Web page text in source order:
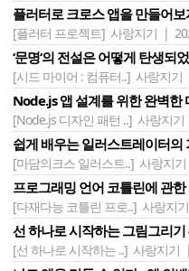
플러터로 크로스 앱을 만들어
[플러터 프로젝트] 사랑지기 |
‘문명‘의 전설은 어떻게 탄생되
[시드 마이어 : 컴퓨터..] 사랑지기
Node.js 앱 설계를 위한 완벽한
[Node.js 디자인 패턴 ..] 사랑지
쉽게 배우는 일러스트레이터의
[마담의크스 일러스트..] 사랑지
프로그래밍 언어 코틀린에 관
[다재다능 코틀린 프로..] 사랑지
선 하나로 시작하는 그림그리
[선 하나로 시작하는 ..] 사랑지기